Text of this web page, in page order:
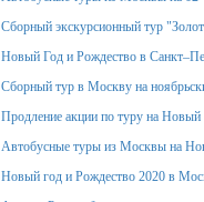
Сборный экскурсионный тур
Новый Год и Рождество в
Сборный тур в Москву на
Продление акции по туру на
Автобусные туры из Москвы на
Новый год и Рождество 2020 в